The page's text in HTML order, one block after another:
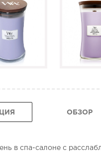
ОБЗОР
в спа-салоне с